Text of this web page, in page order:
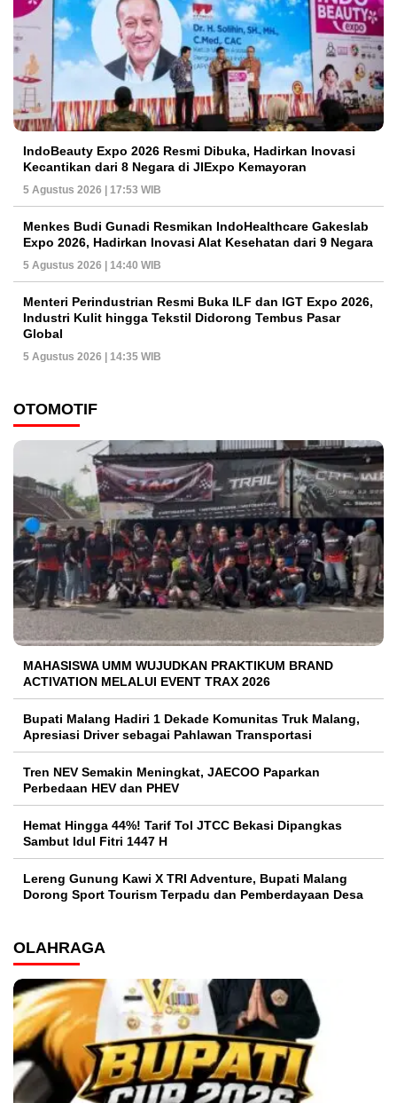
IndoBeauty Expo 2026 Resmi Dibuka, Hadirkan Inovasi
Kecantikan dari 8 Negara di JIExpo Kemayoran
5 Agustus 2026 | 17:53 WIB
Menkes Budi Gunadi Resmikan IndoHealthcare Gakeslab
Expo 2026, Hadirkan Inovasi Alat Kesehatan dari 9 Negara
5 Agustus 2026 | 14:40 WIB
Menteri Perindustrian Resmi Buka ILF dan IGT Expo 2026,
Industri Kulit hingga Tekstil Didorong Tembus Pasar
Global
5 Agustus 2026 | 14:35 WIB
OTOMOTIF
MAHASISWA UMM WUJUDKAN PRAKTIKUM BRAND
ACTIVATION MELALUI EVENT TRAX 2026
Bupati Malang Hadiri 1 Dekade Komunitas Truk Malang,
Apresiasi Driver sebagai Pahlawan Transportasi
Tren NEV Semakin Meningkat, JAECOO Paparkan
Perbedaan HEV dan PHEV
Hemat Hingga 44%! Tarif Tol JTCC Bekasi Dipangkas
Sambut Idul Fitri 1447 H
Lereng Gunung Kawi X TRI Adventure, Bupati Malang
Dorong Sport Tourism Terpadu dan Pemberdayaan Desa
OLAHRAGA